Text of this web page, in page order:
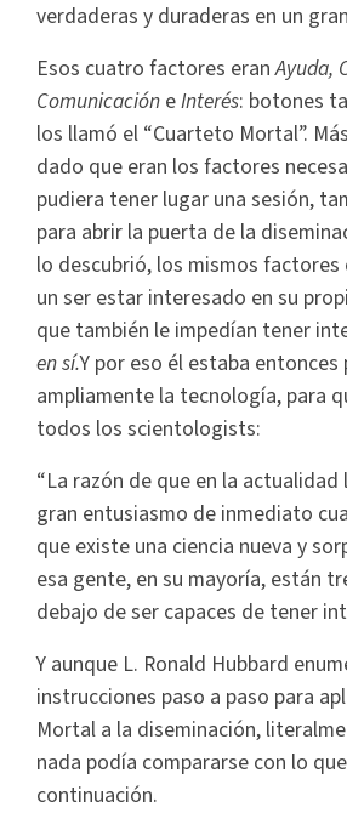
verdaderas y duraderas en un
Esos cuatro factores eranAyuda,
Comunicación eInterés: botones
los llamó el “Cuarteto Mortal”.
dado que eran los factores
pudiera tener lugar una sesión,
para abrir la puerta de la
lo descubrió, los mismos factores
un ser estar interesado en su
que también le impedían tener
en sí.Y por eso él estaba entonces
ampliamente la tecnología, para
todos los scientologists:
“La razón de que en la
gran entusiasmo de inmediato
que existe una ciencia nueva y
esa gente, en su mayoría, están
debajo de ser capaces de tener
Y aunque L. Ronald Hubbard
instrucciones paso a paso para
Mortal a la diseminación,
nada podía compararse con lo
continuación.